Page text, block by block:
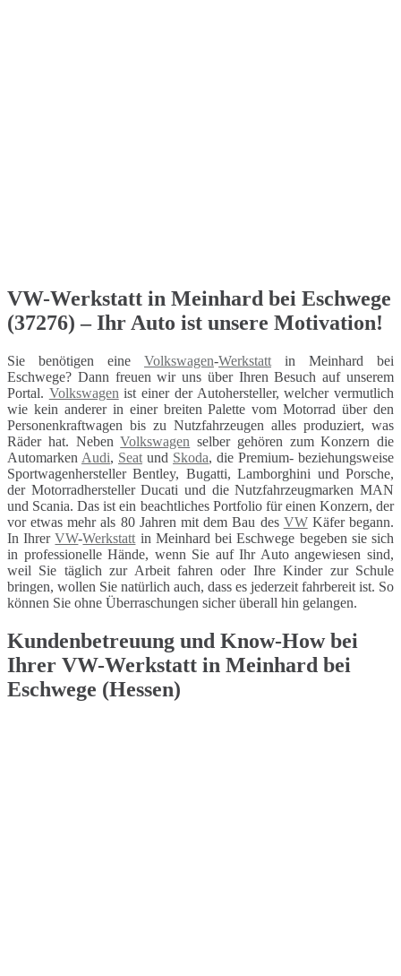
VW-Werkstatt in Meinhard bei Eschwege
(37276) – Ihr Auto ist unsere Motivation!
Sie benötigen eine Volkswagen-Werkstatt in Meinhard bei
Eschwege? Dann freuen wir uns über Ihren Besuch auf unserem
Portal. Volkswagen ist einer der Autohersteller, welcher vermutlich
wie kein anderer in einer breiten Palette vom Motorrad über den
Personenkraftwagen bis zu Nutzfahrzeugen alles produziert, was
Räder hat. NebenVolkswagen selber gehören zum Konzern die
Automarken Audi, Seat und Skoda, die Premium- beziehungsweise
Sportwagenhersteller Bentley, Bugatti, Lamborghini und Porsche,
der Motorradhersteller Ducati und die Nutzfahrzeugmarken MAN
und Scania. Das ist ein beachtliches Portfolio für einen Konzern, der
vor etwas mehr als 80 Jahren mit dem Bau des VWKäfer begann.
In IhrerVW-Werkstatt in Meinhard bei Eschwege begeben sie sich
in professionelle Hände, wenn Sie auf Ihr Auto angewiesen sind,
weil Sie täglich zur Arbeit fahren oder Ihre Kinder zur Schule
bringen, wollen Sie natürlich auch, dass es jederzeit fahrbereit ist. So
können Sie ohne Überraschungen sicher überall hin gelangen.
Kundenbetreuung und Know-How bei
Ihrer VW-Werkstatt in Meinhard bei
Eschwege (Hessen)